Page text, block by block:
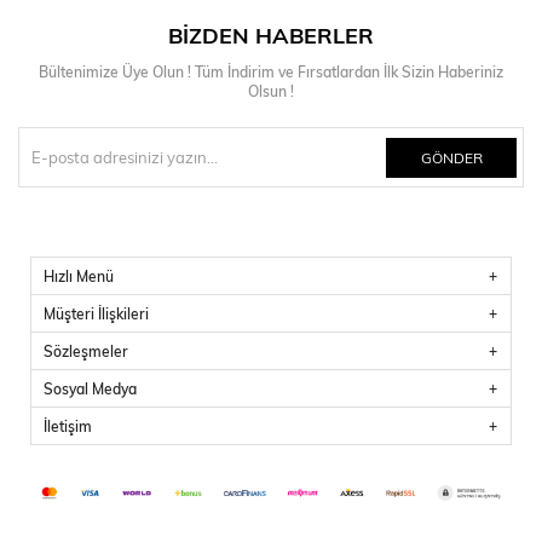
BIZDEN HABERLER
Bültenimize Üye Olun ! Tüm İndirim ve Fırsatlardan İlk Sizin Haberiniz
Olsun !
GÖNDER
Hızlı Menü
Müşteri İlişkileri
Sözleşmeler
Sosyal Medya
İletişim